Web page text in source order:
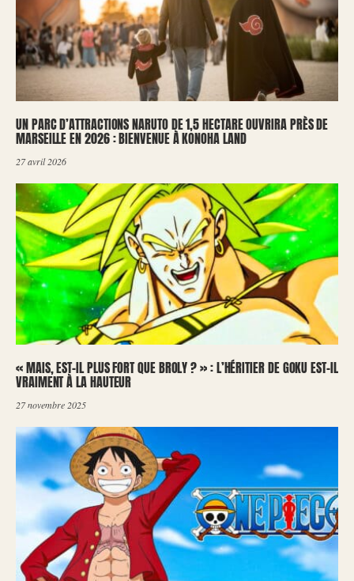
UN PARC D’ATTRACTIONS NARUTO DE 1,5 HECTARE OUVRIRA PRÈS DE
MARSEILLE EN 2026 : BIENVENUE À KONOHA LAND
27 avril 2026
« MAIS, EST-IL PLUS FORT QUE BROLY ? » : L’HÉRITIER DE GOKU EST-IL
VRAIMENT À LA HAUTEUR
27 novembre 2025